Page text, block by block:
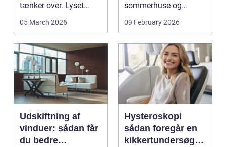
tænker over. Lyset
falder anderledes ind,
05 March 2026
sommerhuse og
mindre erhverv i
Odsherred. Mang...
09 February 2026
Udskiftning af
vinduer: sådan får
du bedre
Hysteroskopi
sådan foregår en
kikkertundersøgel